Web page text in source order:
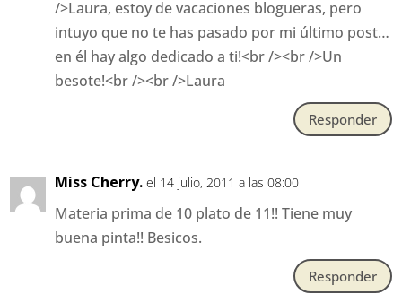
/>Laura, estoy de vacaciones blogueras, pero
intuyo que no te has pasado por mi último post…
en él hay algo dedicado a ti!<br /><br />Un
besote!<br /><br />Laura
Responder
Miss Cherry. el 14 julio, 2011 a las 08:00
Materia prima de 10 plato de 11!! Tiene muy
buena pinta!! Besicos.
Responder